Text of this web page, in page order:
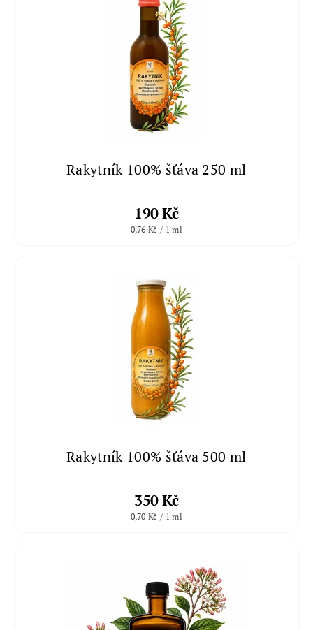
Rakytník 100% šťáva 250 ml
190 Kč
0,76 Kč / 1 ml
Rakytník 100% šťáva 500 ml
350 Kč
0,70 Kč / 1 ml